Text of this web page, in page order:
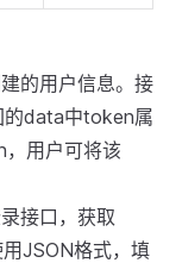
的用户信息。接
的data中token属
用户可将该
接口，获取
JSON格式，填